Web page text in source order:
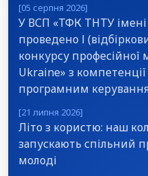
[05 серпня 2026]
У ВСП «ТФК ТНТУ імені
проведено І
конкурсу професійної
Ukraine» з
програмним
[21 липня 2026]
Літо з користю: наш
запускають спільний
молоді